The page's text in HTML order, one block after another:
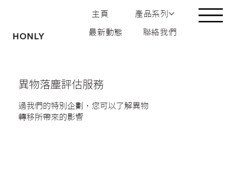
HONLY
主頁 產品系列
最新動態 聯絡我們
異物落塵評估服務
過我們的特別企劃，您可以了解異物
轉移所帶來的影響